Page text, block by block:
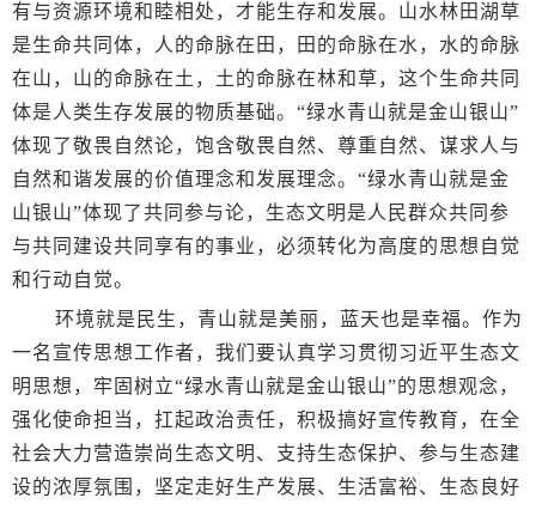
有与资源环境和睦相处，才能生存和发展。山水林田湖草
是生命共同体，人的命脉在田，田的命脉在水，水的命脉
在山，山的命脉在土，土的命脉在林和草，这个生命共同
体是人类生存发展的物质基础。“绿水青山就是金山银山”
体现了敬畏自然论，饱含敬畏自然、尊重自然、谋求人与
自然和谐发展的价值理念和发展理念。“绿水青山就是金
山银山”体现了共同参与论，生态文明是人民群众共同参
与共同建设共同享有的事业，必须转化为高度的思想自觉
和行动自觉。
环境就是民生，青山就是美丽，蓝天也是幸福。作为
一名宣传思想工作者，我们要认真学习贯彻习近平生态文
明思想，牢固树立“绿水青山就是金山银山”的思想观念，
强化使命担当，扛起政治责任，积极搞好宣传教育，在全
社会大力营造崇尚生态文明、支持生态保护、参与生态建
设的浓厚氛围，坚定走好生产发展、生活富裕、生态良好